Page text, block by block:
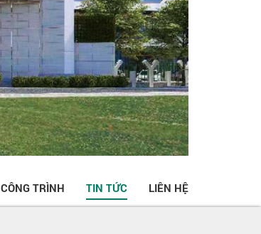
CÔNG TRÌNH TIN TỨC LIÊN HỆ